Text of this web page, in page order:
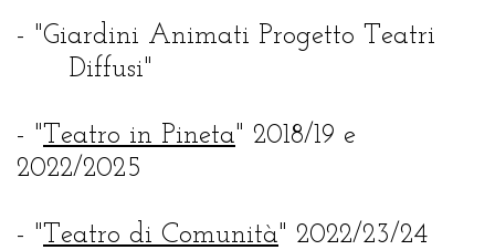
- "Giardini Animati Progetto Teatri
Diffusi"
- "Teatro in Pineta" 2018/19 e
2022/2025
- "Teatro di Comunità" 2022/23/24